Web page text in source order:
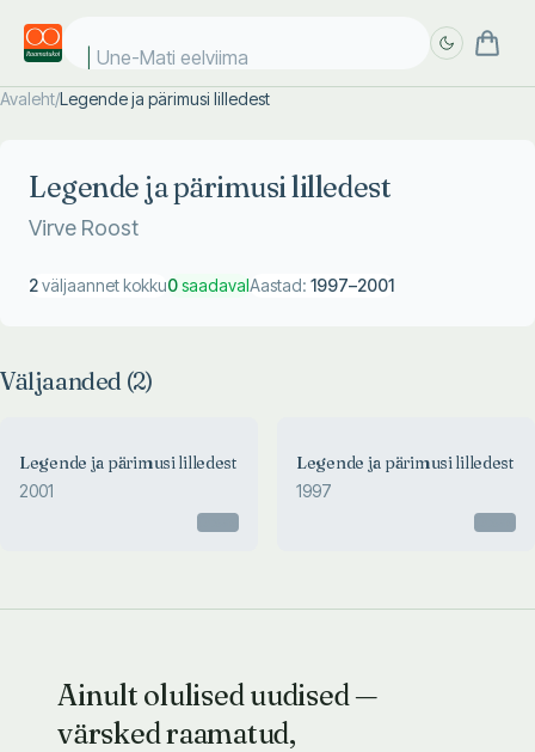
Une-Mati eelviimas
Avaleht/Legende ja pärimusi lilledest
Legende ja pärimusi lilledest
Virve Roost
2väljaannet kokku0saadavalAastad: 1997–2001
Väljaanded (2)
Legende ja pärimusi lilledest
2001
Legende ja pärimusi lilledest
1997
Ainult olulised uudised —
värsked raamatud,